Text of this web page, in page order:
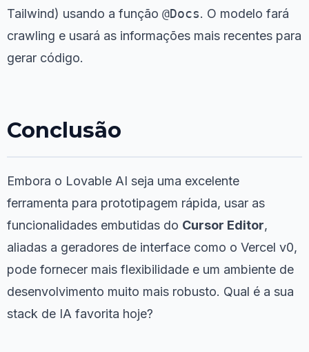
Tailwind) usando a função @Docs. O modelo fará
crawling e usará as informações mais recentes para
gerar código.
Conclusão
Embora o Lovable AI seja uma excelente
ferramenta para prototipagem rápida, usar as
funcionalidades embutidas do Cursor Editor,
aliadas a geradores de interface como o Vercel v0,
pode fornecer mais flexibilidade e um ambiente de
desenvolvimento muito mais robusto. Qual é a sua
stack de IA favorita hoje?